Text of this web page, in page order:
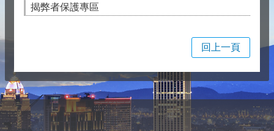
揭弊者保護專區
回上一頁